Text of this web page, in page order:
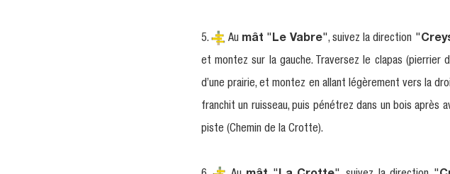
5. Au mât "Le Vabre", suivez la direction "
et montez sur la gauche. Traversez le clapas (pierrier
d’une prairie, et montez en allant légèrement vers la
franchit un ruisseau, puis pénétrez dans un bois après
piste (Chemin de la Crotte).